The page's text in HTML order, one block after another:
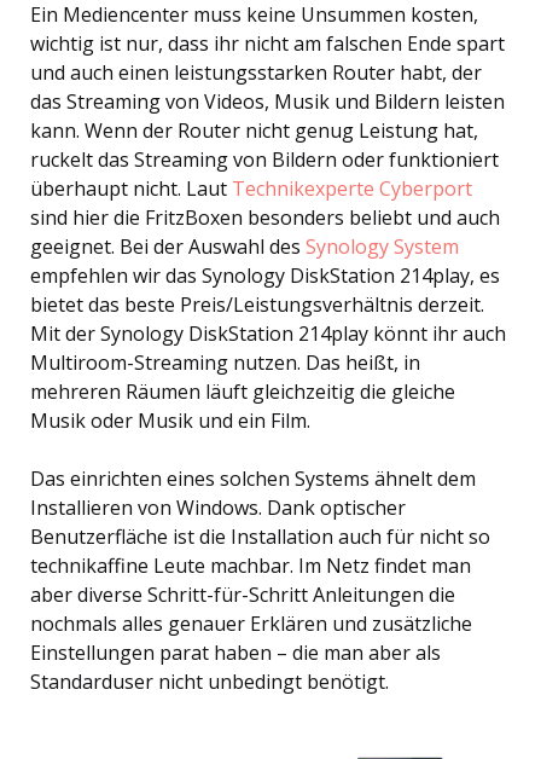
Ein Mediencenter muss keine Unsummen kosten,
wichtig ist nur, dass ihr nicht am falschen Ende spart
und auch einen leistungsstarken Router habt, der
das Streaming von Videos, Musik und Bildern leisten
kann. Wenn der Router nicht genug Leistung hat,
ruckelt das Streaming von Bildern oder funktioniert
überhaupt nicht. Laut Technikexperte Cyberport
sind hier die FritzBoxen besonders beliebt und auch
geeignet. Bei der Auswahl des Synology System
empfehlen wir das Synology DiskStation 214play, es
bietet das beste Preis/Leistungsverhältnis derzeit.
Mit der Synology DiskStation 214play könnt ihr auch
Multiroom-Streaming nutzen. Das heißt, in
mehreren Räumen läuft gleichzeitig die gleiche
Musik oder Musik und ein Film.
Das einrichten eines solchen Systems ähnelt dem
Installieren von Windows. Dank optischer
Benutzerfläche ist die Installation auch für nicht so
technikaffine Leute machbar. Im Netz findet man
aber diverse Schritt-für-Schritt Anleitungen die
nochmals alles genauer Erklären und zusätzliche
Einstellungen parat haben – die man aber als
Standarduser nicht unbedingt benötigt.